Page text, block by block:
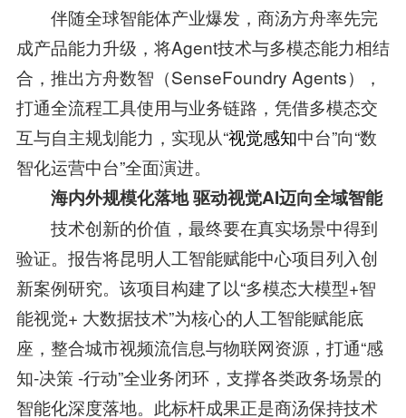
伴随全球智能体产业爆发，商汤方舟率先完
成产品能力升级，将Agent技术与多模态能力相结
合，推出方舟数智（SenseFoundry Agents），
打通全流程工具使用与业务链路，凭借多模态交
互与自主规划能力，实现从“视觉感知中台”向“数
智化运营中台”全面演进。
海内外规模化落地 驱动视觉AI迈向全域智能
技术创新的价值，最终要在真实场景中得到
验证。报告将昆明人工智能赋能中心项目列入创
新案例研究。该项目构建了以“多模态大模型+智
能视觉+ 大数据技术”为核心的人工智能赋能底
座，整合城市视频流信息与物联网资源，打通“感
知-决策 -行动”全业务闭环，支撑各类政务场景的
智能化深度落地。此标杆成果正是商汤保持技术